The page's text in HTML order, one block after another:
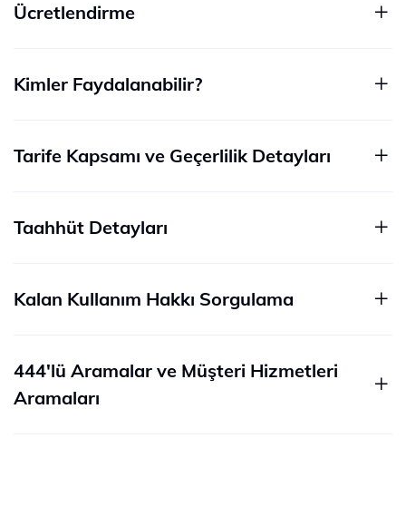
Ücretlendirme
Kimler Faydalanabilir?
Tarife Kapsamı ve Geçerlilik Detayları​
Taahhüt Detayları
Kalan Kullanım Hakkı Sorgulama
444'lü Aramalar ve Müşteri Hizmetleri
Aramaları